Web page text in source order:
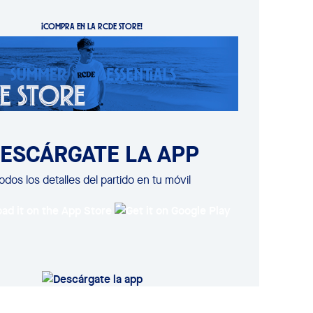
¡COMPRA EN LA RCDE STORE!
LA APP
los detalles del partido en tu móvil